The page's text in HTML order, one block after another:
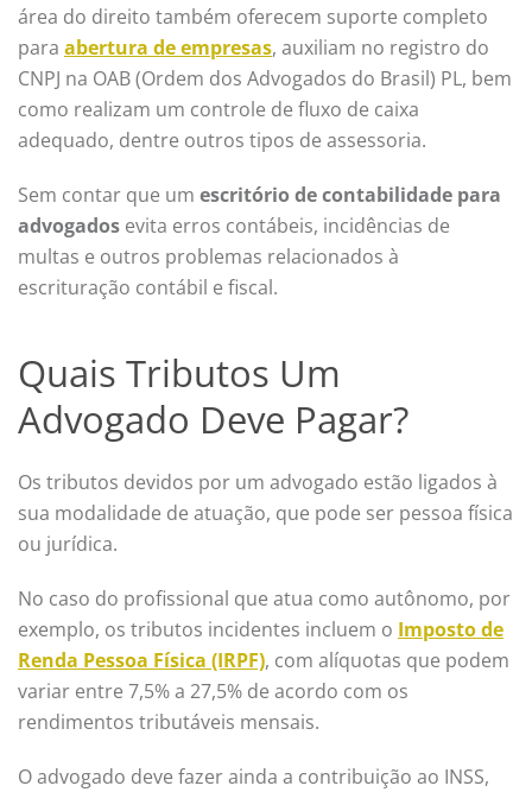
área do direito também oferecem suporte completo
para abertura de empresas, auxiliam no registro do
CNPJ na OAB (Ordem dos Advogados do Brasil) PL, bem
como realizam um controle de fluxo de caixa
adequado, dentre outros tipos de assessoria.
Sem contar que um escritório de contabilidade para
advogados evita erros contábeis, incidências de
multas e outros problemas relacionados à
escrituração contábil e fiscal.
Quais Tributos Um
Advogado Deve Pagar?
Os tributos devidos por um advogado estão ligados à
sua modalidade de atuação, que pode ser pessoa física
ou jurídica.
No caso do profissional que atua como autônomo, por
exemplo, os tributos incidentes incluem o Imposto de
Renda Pessoa Física (IRPF), com alíquotas que podem
variar entre 7,5% a 27,5% de acordo com os
rendimentos tributáveis mensais.
O advogado deve fazer ainda a contribuição ao INSS,